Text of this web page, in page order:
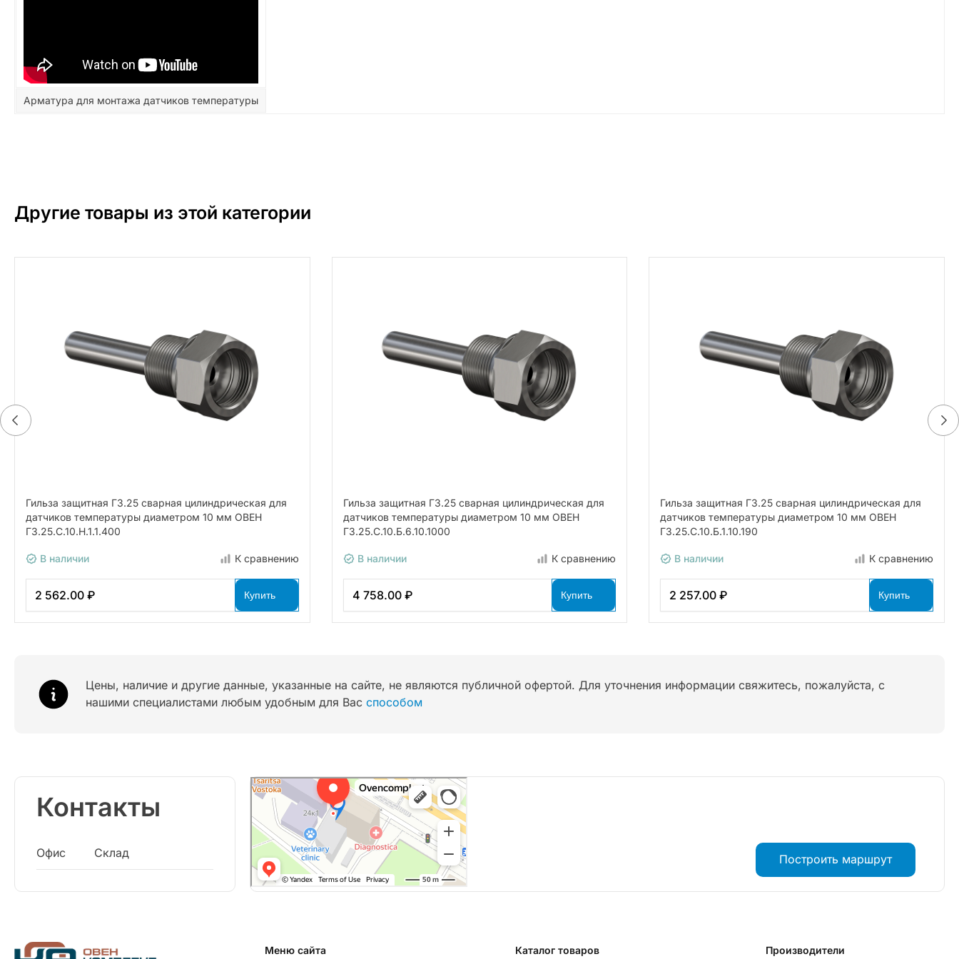
Арматура для монтажа датчиков температуры
Другие товары из этой категории
Гильза защитная ГЗ.25 сварная цилиндрическая для
датчиков температуры диаметром 10 мм ОВЕН
ГЗ.25.С.10.Н.1.1.400
В наличии К сравнению
2 562.00 ₽ Купить
Гильза защитная ГЗ.25 сварная цилиндрическая для
датчиков температуры диаметром 10 мм ОВЕН
ГЗ.25.С.10.Б.6.10.1000
В наличии К сравнению
4 758.00 ₽ Купить
Гильза защитная ГЗ.25 сварная цилиндрическая для
датчиков температуры диаметром 10 мм ОВЕН
ГЗ.25.С.10.Б.1.10.190
В наличии К сравнению
2 257.00 ₽ Купить
Цены, наличие и другие данные, указанные на сайте, не являются публичной офертой. Для уточнения информации свяжитесь, пожалуйста, с
нашими специалистами любым удобным для Вас способом
Контакты
Офис Склад Построить маршрут
Меню сайта Каталог товаров Производители